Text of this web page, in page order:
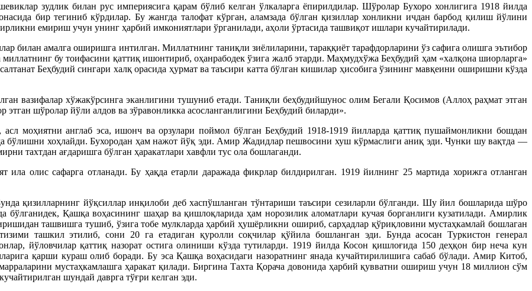
зудлик билан рус империясига қарам бўлиб келган ўлкаларга ёпирилдилар. Шўролар Бухоро хонлигига 1918 йилда
бир тегиниб кўрдилар. Бу жангда талофат кўрган, аламзада бўлган қизиллар хонликни ичдан барбод қилиш йўлини
емириш учун унинг ҳарбий имкониятлари ўрганилади, аҳоли ўртасида ташвиқот ишлари кучайтирилади.
билан амалга оширишга интилган. Миллатнинг таниқли зиёлиларини, тараққиёт тарафдорларини ўз сафига олишга эътибор
бу тоифасини қаттиқ ишонтириб, оҳанрабодек ўзига жалб этарди. Маҳмудхўжа Беҳбудий ҳам «халқона шиорларга»
Беҳбудий сингари халқ орасида ҳурмат ва таъсири катта бўлган кишилар ҳисобига ўзининг мавқеини оширишни кўзда
вазифалар хўжакўрсинга эканлигини тушуниб етади. Таниқли беҳбудийшунос олим Бегали Қосимов (Аллоҳ раҳмат этган
шўролар йўли алдов ва зўравонликка асосланганлигини Беҳбудий биларди».
моҳиятни англаб эса, ишонч ва орзулари поймол бўлган Беҳбудий 1918-1919 йилларда қаттиқ пушаймонликни бошдан
бўлишни хоҳлайди. Бухородан ҳам нажот йўқ эди. Амир Жадидлар пешвосини хуш кўрмаслиги аниқ эди. Чунки шу вақтда —
тахтдан ағдаришга бўлган ҳаракатлари хавфли тус ола бошлаганди.
ила олис сафарга отланади. Бу ҳақда етарли даражада фикрлар билдирилган. 1919 йилнинг 25 мартида хорижга отланган
қизилларнинг йўқсиллар инқилоби деб хаспўшланган тўнтариши таъсири сезиларли бўлганди. Шу йил бошларида шўро
бўлганидек, Қашқа воҳасининг шаҳар ва қишлоқларида ҳам норозилик аломатлари кучая борганлиги кузатилади. Амирлик
ташвишга тушиб, ўзига тобе мулкларда ҳарбий ҳушёрликни ошириб, сарҳадлар қўриқловини мустаҳкамлай бошлаган
ташкил этилиб, сони 20 га етадиган қуролли соқчилар қўйила бошланган эди. Бунда асосан Туркистон генерал
йўловчилар қаттиқ назорат остига олиниши кўзда тутиларди. 1919 йилда Косон қишлоғида 150 деҳқон бир неча кун
қарши кураш олиб боради. Бу эса Қашқа воҳасидаги назоратнинг янада кучайтирилишига сабаб бўлади. Амир Китоб,
мустаҳкамлашга ҳаракат қилади. Биргина Тахта Қорача довонида ҳарбий қувватни ошириш учун 18 миллион сўм
шундай даврга тўғри келган эди.